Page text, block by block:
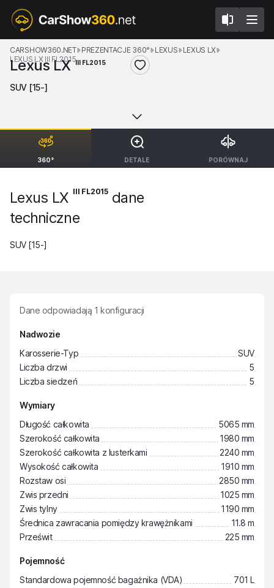
360° DETALE PORÓWNAJ
CARSHOW360.NET PREZENTACJE 360° LEXUS
LEXUS LX
LEXUS LX III FL2015
Lexus LX III FL2015
SUV [15-]
Lexus LX III FL2015dane
techniczne
SUV [15-]
Dane odpowiadają 1 konfiguracji
Nadwozie
Karosserie-Typ
SUV
Liczba drzwi
5
Liczba siedzeń
5
Wymiary
Długość całkowita
5065 mm
Szerokość całkowita
1980 mm
Szerokość całkowita z lusterkami
2240 mm
Wysokość całkowita
1910 mm
Rozstaw osi
2850 mm
Zwis przedni
1025 mm
Zwis tylny
1190 mm
Średnica zawracania pomiędzy krawężnikami
11.8 m
Prześwit
225 mm
Pojemność
Standardowa pojemność bagażnika (VDA)
701 L